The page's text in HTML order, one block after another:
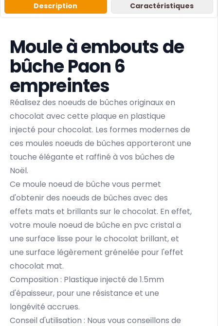
Description Caractéristiques
Moule à embouts de
bûche Paon 6
empreintes
Réalisez des noeuds de bûches originaux en
chocolat avec cette plaque en plastique
injecté pour chocolat. Les formes modernes de
ces moules noeuds de bûches apporteront une
touche élégante et raffiné à vos bûches de
Noël.
Ce moule noeud de bûche vous permet
d'obtenir des noeuds de bûches avec des
effets mats et brillants sur le chocolat. En effet,
votre moule noeud de bûche en pvc cristal a
une surface lisse pour le chocolat brillant, et
une surface légèrement grénelée pour l'effet
chocolat mat.
Composition : Plastique injecté de 1.5mm
d'épaisseur, pour une résistance et une
longévité accrues.
Conseil d'utilisation : Nous vous conseillons de